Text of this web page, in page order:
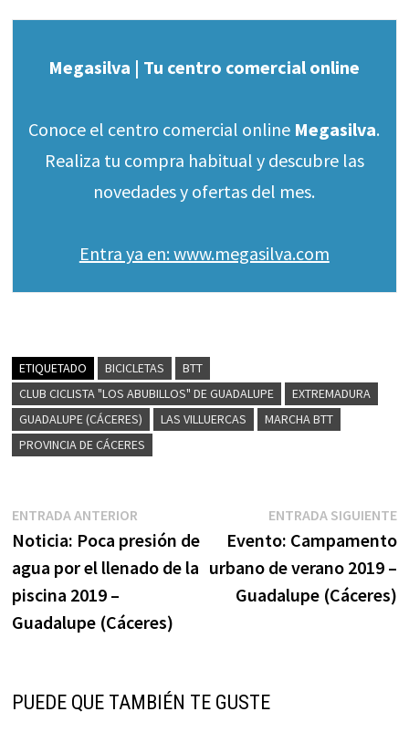
Megasilva | Tu centro comercial online
Conoce el centro comercial online Megasilva.
Realiza tu compra habitual y descubre las
novedades y ofertas del mes.
Entra ya en: www.megasilva.com
ETIQUETADO BICICLETAS
BTT
CLUB CICLISTA "LOS ABUBILLOS" DE GUADALUPE
EXTREMADURA
GUADALUPE (CÁCERES)
LAS VILLUERCAS
MARCHA BTT
PROVINCIA DE CÁCERES
Navegación
de
entradas
ENTRADA ANTERIOREntrada
anterior:
Noticia: Poca presión de
agua por el llenado de la
piscina 2019 –
Guadalupe (Cáceres)
ENTRADA SIGUIENTE
Evento: Campamento
urbano de verano 2019 –
Guadalupe (Cáceres)
PUEDE QUE TAMBIÉN TE GUSTE